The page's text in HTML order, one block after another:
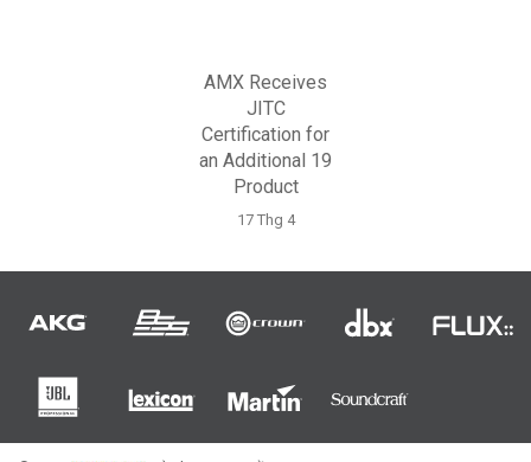
AMX Receives
JITC
Certification for
an Additional 19
Product
17 Thg 4